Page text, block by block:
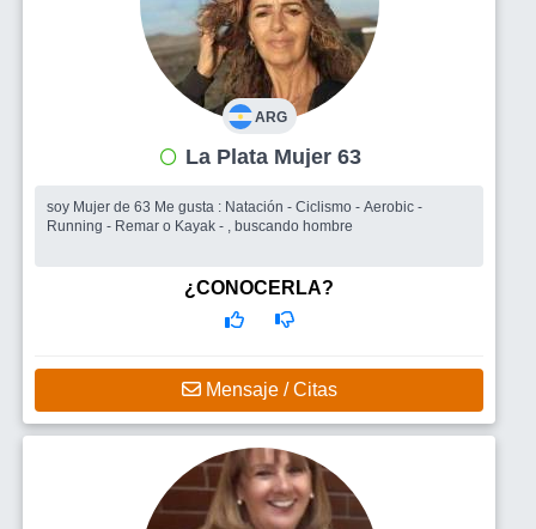
ARG
La Plata Mujer 63
soy Mujer de 63 Me gusta : Natación - Ciclismo - Aerobic -
Running - Remar o Kayak - , buscando hombre
¿CONOCERLA?
Mensaje / Citas